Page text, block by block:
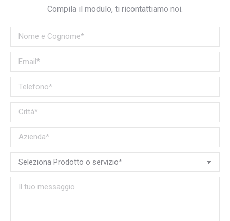
Compila il modulo, ti ricontattiamo noi.